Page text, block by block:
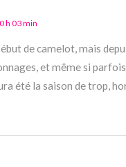
h 03 min
de camelot, mais
et même si
été la saison de trop,